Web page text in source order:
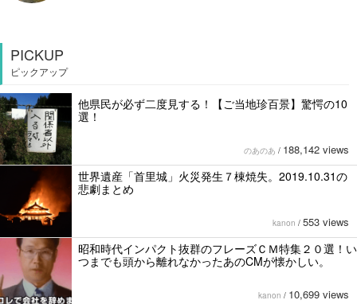
PICKUP
ピックアップ
他県民が必ず二度見する！【ご当地珍百景】驚愕の10
選！
のあのあ / 188,142 views
世界遺産「首里城」火災発生７棟焼失。2019.10.31の
悲劇まとめ
kanon / 553 views
昭和時代インパクト抜群のフレーズＣＭ特集２０選！い
つまでも頭から離れなかったあのCMが懐かしい。
kanon / 10,699 views